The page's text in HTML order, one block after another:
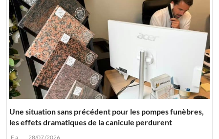
Une situation sans précédent pour les pompes funèbres,
les effets dramatiques de la canicule perdurent
F.a. 28/07/2026